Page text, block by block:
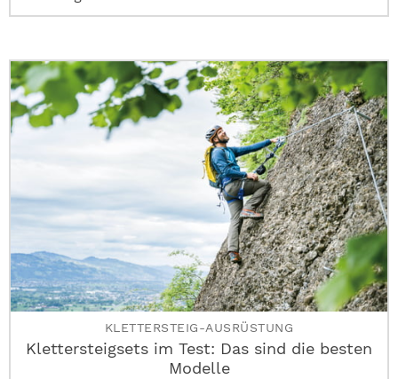
KLETTERSTEIG-AUSRÜSTUNG
Klettersteigsets im Test: Das sind die besten
Modelle